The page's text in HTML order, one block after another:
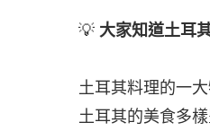
💡 大家知道土耳
土耳其料理的一
土耳其的美食多